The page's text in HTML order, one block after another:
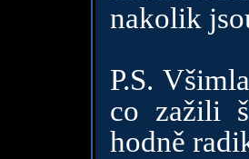
nakolik
P.S.
co zažili
hodně